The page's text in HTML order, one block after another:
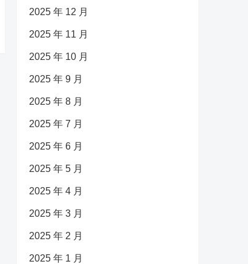
2025 年 12 月
2025 年 11 月
2025 年 10 月
2025 年 9 月
2025 年 8 月
2025 年 7 月
2025 年 6 月
2025 年 5 月
2025 年 4 月
2025 年 3 月
2025 年 2 月
2025 年 1 月